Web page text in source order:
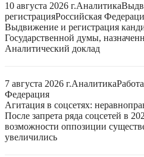
10 августа 2026 г.Аналитика
регистрацияРоссийская
Выдвижение и регистрация
Государственной думы,
Аналитический доклад
7 августа 2026 г.Аналитика
Федерация
Агитация в соцсетях:
После запрета ряда соцсетей в
возможности оппозиции
увеличились